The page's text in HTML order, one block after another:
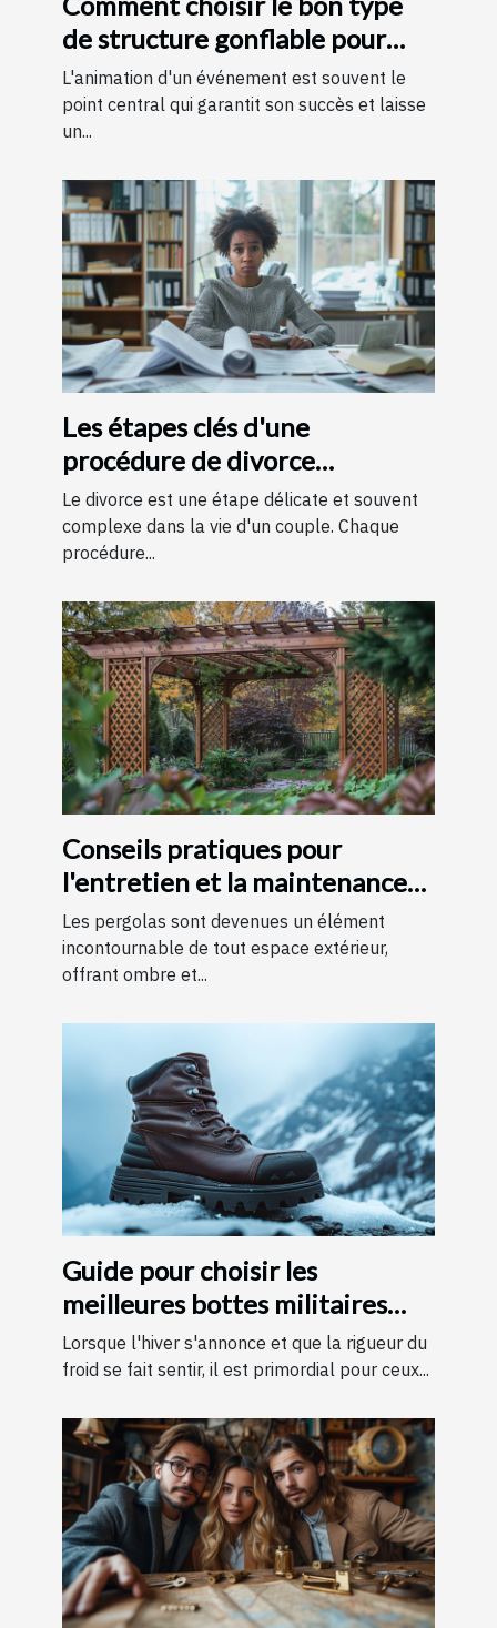
de structure gonflable pour
votre événement
L'animation d'un événement est souvent le
point central qui garantit son succès et laisse
un...
Les étapes clés d'une
procédure de divorce
expliquées simplement
Le divorce est une étape délicate et souvent
complexe dans la vie d'un couple. Chaque
procédure...
Conseils pratiques pour
l'entretien et la maintenance
des pergolas
Les pergolas sont devenues un élément
incontournable de tout espace extérieur,
offrant ombre et...
Guide pour choisir les
meilleures bottes militaires
pour l'hiver
Lorsque l'hiver s'annonce et que la rigueur du
froid se fait sentir, il est primordial pour ceux...